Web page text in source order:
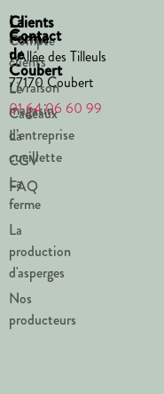
La
Ferme
de
Coubert
Le
magasin
La
cueillette
La
ferme
La
production
d'asperges
Nos
producteurs
Clients
Compte
clients
Livraison
Cadeaux
d’entreprise
CGV
FAQ
Contact
1 Allée des Tilleuls
77170 Coubert
01 64 06 60 99